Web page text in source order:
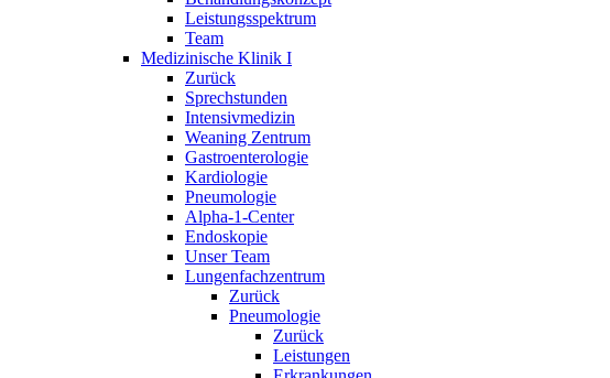
Leistungsspektrum
Team
Medizinische Klinik I
Zurück
Sprechstunden
Intensivmedizin
Weaning Zentrum
Gastroenterologie
Kardiologie
Pneumologie
Alpha-1-Center
Endoskopie
Unser Team
Lungenfachzentrum
Zurück
Pneumologie
Zurück
Leistungen